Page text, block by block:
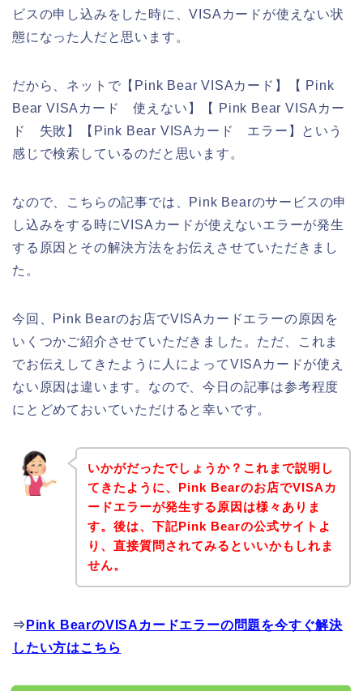
ビスの申し込みをした時に、VISAカードが使えない状
態になった人だと思います。
だから、ネットで【Pink Bear VISAカード】【 Pink
Bear VISAカード 使えない】【 Pink Bear VISAカー
ド 失敗】【Pink Bear VISAカード エラー】という
感じで検索しているのだと思います。
なので、こちらの記事では、Pink Bearのサービスの申
し込みをする時にVISAカードが使えないエラーが発生
する原因とその解決方法をお伝えさせていただきまし
た。
今回、Pink Bearのお店でVISAカードエラーの原因を
いくつかご紹介させていただきました。ただ、これま
でお伝えしてきたように人によってVISAカードが使え
ない原因は違います。なので、今日の記事は参考程度
にとどめておいていただけると幸いです。
いかがだったでしょうか？これまで説明し
てきたように、Pink Bearのお店でVISAカ
ードエラーが発生する原因は様々ありま
す。後は、下記Pink Bearの公式サイトよ
り、直接質問されてみるといいかもしれま
せん。
⇒ Pink BearのVISAカードエラーの問題を今すぐ解決
したい方はこちら